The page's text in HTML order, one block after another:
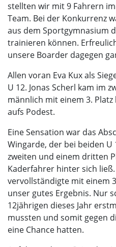
stellten wir mit 9 Fahrern
Team. Bei der Konkurrenz
aus dem Sportgymnasium
trainieren können.
unsere Boarder dagegen
Allen voran Eva Kux als
U 12. Jonas Scherl kam im
männlich mit einem 3.
aufs Podest.
Eine Sensation war das
Wingarde, der bei beiden U
zweiten und einem dritten
Kaderfahrer hinter sich
vervollständigte mit einem
unser gutes Ergebnis. Nur
12jährigen dieses Jahr
mussten und somit gegen
eine Chance hatten.